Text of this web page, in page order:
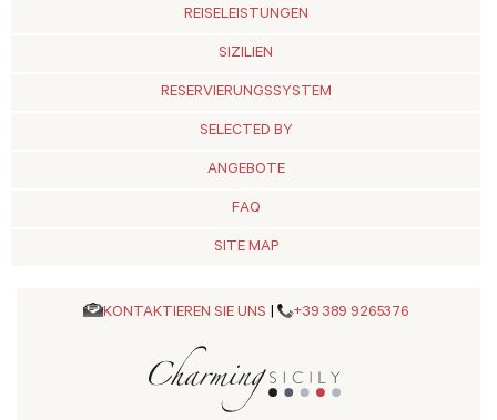
REISELEISTUNGEN
SIZILIEN
RESERVIERUNGSSYSTEM
SELECTED BY
ANGEBOTE
FAQ
SITE MAP
KONTAKTIEREN SIE UNS | +39 389 9265376